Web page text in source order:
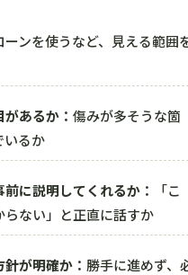
ーンを使うなど、見える範囲
あるか： 傷みが多そうな箇
いるか
前に説明してくれるか：
「こ
ない」と正直に話すか
が明確か： 勝手に進めず、